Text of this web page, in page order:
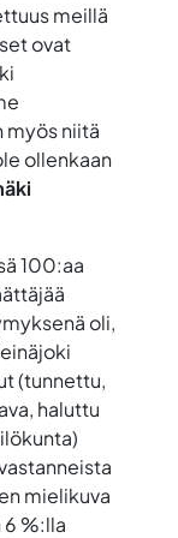
meillä
ovat
myös niitä
ollenkaan
100:aa
oli,
(tunnettu,
haluttu
mielikuva
6 %:lla